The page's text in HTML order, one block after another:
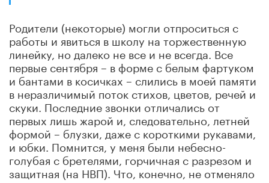
Родители (некоторые) могли отпроситься с
работы и явиться в школу на торжественную
линейку, но далеко не все и не всегда. Все
первые сентября – в форме с белым фартуком
и бантами в косичках – слились в моей памяти
в неразличимый поток стихов, цветов, речей и
скуки. Последние звонки отличались от
первых лишь жарой и, следовательно, летней
формой – блузки, даже с короткими рукавами,
и юбки. Помнится, у меня были небесно-
голубая с бретелями, горчичная с разрезом и
защитная (на НВП). Что, конечно, не отменяло